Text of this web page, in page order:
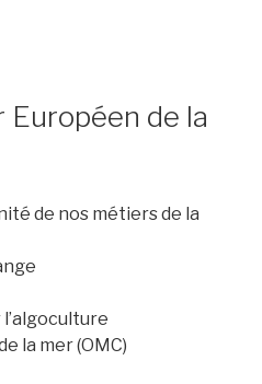
de la
de nos métiers de la
la mer (OMC)